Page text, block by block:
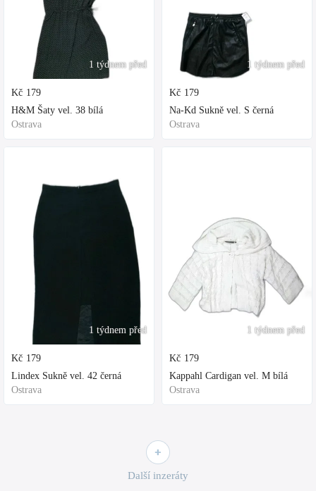
1 týdnem před
Kč 179
H&M Šaty vel. 38 bílá
Ostrava
1 týdnem před
Kč 179
Lindex Sukně vel. 42 černá
Ostrava
1 týdnem před
Kč 179
Na-Kd Sukně vel. S černá
Ostrava
1 týdnem před
Kč 179
Kappahl Cardigan vel. M bílá
Ostrava
Další inzeráty